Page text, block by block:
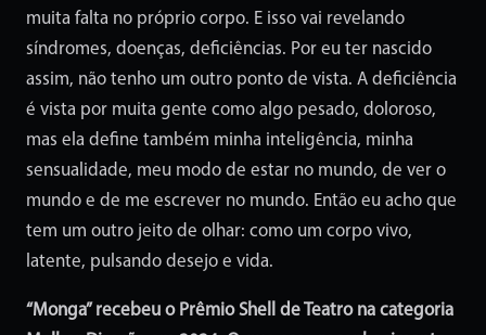
muita falta no próprio corpo. E isso vai revelando
síndromes, doenças, deficiências. Por eu ter nascido
assim, não tenho um outro ponto de vista. A deficiência
é vista por muita gente como algo pesado, doloroso,
mas ela define também minha inteligência, minha
sensualidade, meu modo de estar no mundo, de ver o
mundo e de me escrever no mundo. Então eu acho que
tem um outro jeito de olhar: como um corpo vivo,
latente, pulsando desejo e vida.
“Monga” recebeu o Prêmio Shell de Teatro na categoria